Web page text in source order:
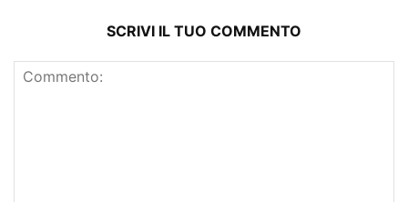
SCRIVI IL TUO COMMENTO